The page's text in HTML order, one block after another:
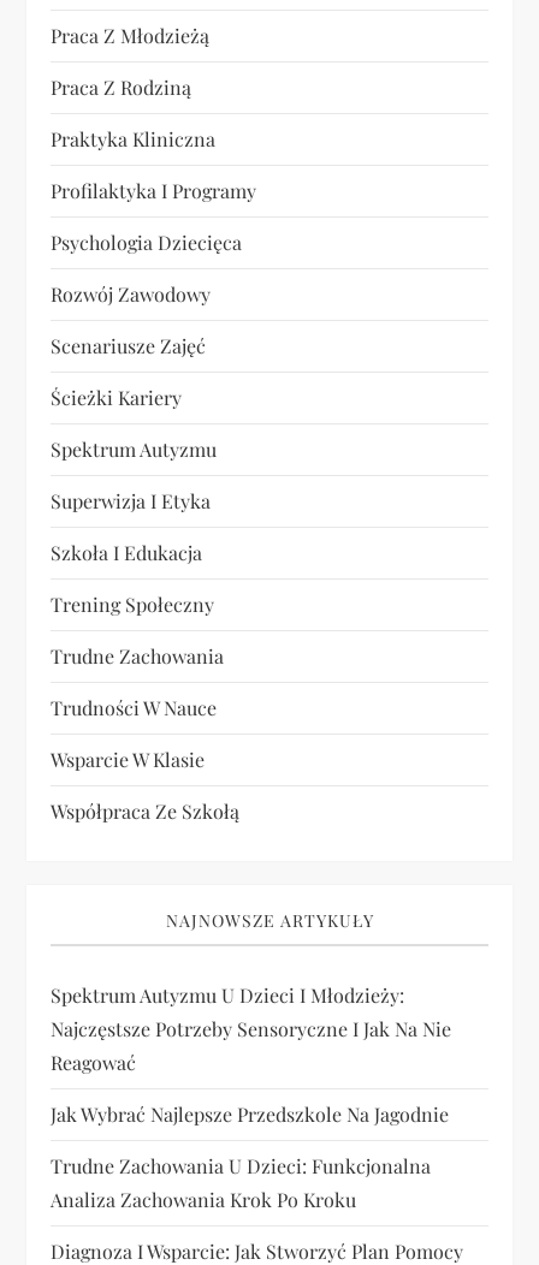
Praca Z Młodzieżą
Praca Z Rodziną
Praktyka Kliniczna
Profilaktyka I Programy
Psychologia Dziecięca
Rozwój Zawodowy
Scenariusze Zajęć
Ścieżki Kariery
Spektrum Autyzmu
Superwizja I Etyka
Szkoła I Edukacja
Trening Społeczny
Trudne Zachowania
Trudności W Nauce
Wsparcie W Klasie
Współpraca Ze Szkołą
NAJNOWSZE ARTYKUŁY
Spektrum Autyzmu U Dzieci I Młodzieży:
Najczęstsze Potrzeby Sensoryczne I Jak Na Nie
Reagować
Jak Wybrać Najlepsze Przedszkole Na Jagodnie
Trudne Zachowania U Dzieci: Funkcjonalna
Analiza Zachowania Krok Po Kroku
Diagnoza I Wsparcie: Jak Stworzyć Plan Pomocy